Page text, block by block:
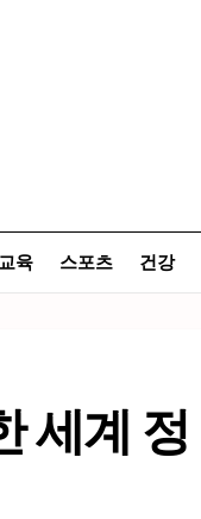
교육 스포츠 건강
세계 정